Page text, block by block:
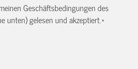
Geschäftsbedingungen des
unten) gelesen und akzeptiert.*